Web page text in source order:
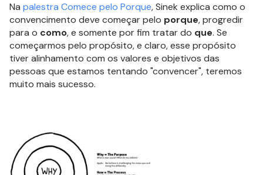
Na palestra Comece pelo Porque, Sinek explica como o
convencimento deve começar pelo porque, progredir
para o como, e somente por fim tratar do que. Se
começarmos pelo propósito, e claro, esse propósito
tiver alinhamento com os valores e objetivos das
pessoas que estamos tentando "convencer", teremos
muito mais sucesso.